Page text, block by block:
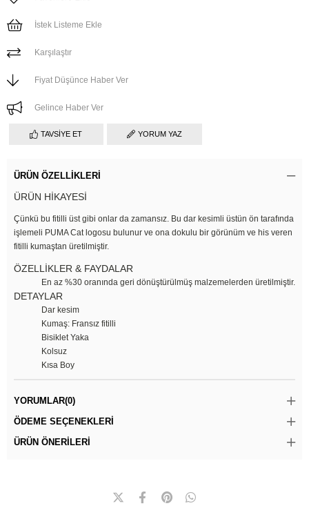
İstek Listeme Ekle
Karşılaştır
Fiyat Düşünce Haber Ver
Gelince Haber Ver
TAVSIYE ET YORUM YAZ
ÜRÜN ÖZELLIKLERI
ÜRÜN HİKAYESİ
Çünkü bu fitilli üst gibi onlar da zamansız. Bu dar kesimli üstün ön tarafında
işlemeli PUMA Cat logosu bulunur ve ona dokulu bir görünüm ve his veren
fitilli kumaştan üretilmiştir.
ÖZELLİKLER & FAYDALAR
En az %30 oranında geri dönüştürülmüş malzemelerden üretilmiştir.
DETAYLAR
Dar kesim
Kumaş: Fransız fitilli
Bisiklet Yaka
Kolsuz
Kısa Boy
YORUMLAR(0)
ÖDEME SEÇENEKLERI
ÜRÜN ÖNERILERI